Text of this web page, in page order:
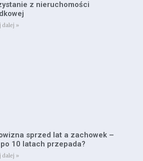
z nieruchomości
dalej »
sprzed lat a zachowek –
10 latach przepada?
dalej »